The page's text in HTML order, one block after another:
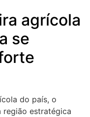
agrícola
se
do país, o
região estratégica